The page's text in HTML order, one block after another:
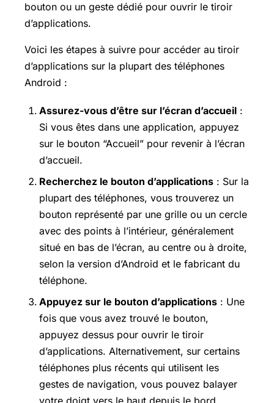
bouton ou un geste dédié pour ouvrir le tiroir
d’applications.
Voici les étapes à suivre pour accéder au tiroir
d’applications sur la plupart des téléphones
Android :
Assurez-vous d’être sur l’écran d’accueil :
Si vous êtes dans une application, appuyez
sur le bouton “Accueil” pour revenir à l’écran
d’accueil.
Recherchez le bouton d’applications : Sur la
plupart des téléphones, vous trouverez un
bouton représenté par une grille ou un cercle
avec des points à l’intérieur, généralement
situé en bas de l’écran, au centre ou à droite,
selon la version d’Android et le fabricant du
téléphone.
Appuyez sur le bouton d’applications : Une
fois que vous avez trouvé le bouton,
appuyez dessus pour ouvrir le tiroir
d’applications. Alternativement, sur certains
téléphones plus récents qui utilisent les
gestes de navigation, vous pouvez balayer